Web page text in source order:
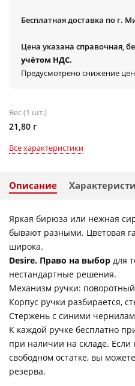
Бесплатная доставка по г.
Цена указана справочная,
учётом НДС.
Предусмотрено снижение
Вес (1 шт.)
21,80 г
Все характеристики
Описание
Яркая бирюза или нежная
бывают разными. Цветовая
широка.
Desire. Право на выбор для
нестандартные решения.
Механизм ручки:
Корпус ручки разбирается,
Стержень с синими
К каждой ручке бесплатно
при наличии на складе. Если
свободном остатке, вы
резерва.